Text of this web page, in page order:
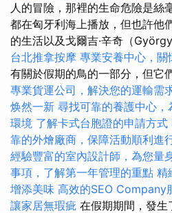
人的冒險，那裡的生命危險是絲
都在匈牙利海上播放，但也許他
的生活以及戈爾吉·辛奇（
台北推拿按摩 專業安養中心，
有關於假期的鳥的一部分，但它
專業貨運公司，解決您的運輸需
焕然一新 尋找可靠的養護中心
環境 了解卡式台胞證的申請方式
靠的外燴廠商，保障活動順利進
經驗豐富的室內設計師，為您量
事項，了解第一年管理的重點 精
增添美味 高效的SEO Company
讓家居無瑕疵 在假期期間，發生